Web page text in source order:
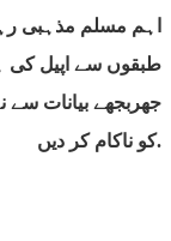
اہم مسلم مذہبی
طبقوں سے اپیل
جهربجھے بیانات سے
کو ناکام کر دیں.